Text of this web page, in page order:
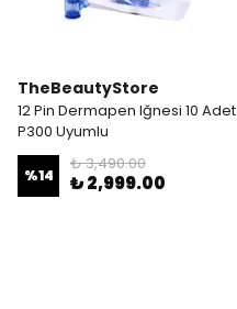
TheBeautyStore
12 Pin Dermapen Iğnesi 10 Adet
P300 Uyumlu
%14
₺ 3,490.00
₺ 2,999.00